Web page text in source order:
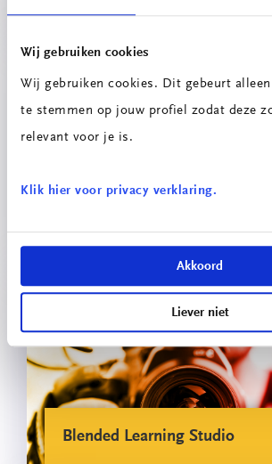
Wij gebruiken cookies
Wij gebruiken cookies. Dit gebeurt
te stemmen op jouw profiel zodat deze
relevant voor je is.
Klik hier voor privacy verklaring.
Akkoord
Liever niet
Blended Learning Studio